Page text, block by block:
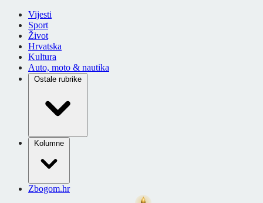
Vijesti
Sport
Život
Hrvatska
Kultura
Auto, moto & nautika
Ostale rubrike
Kolumne
Zbogom.hr